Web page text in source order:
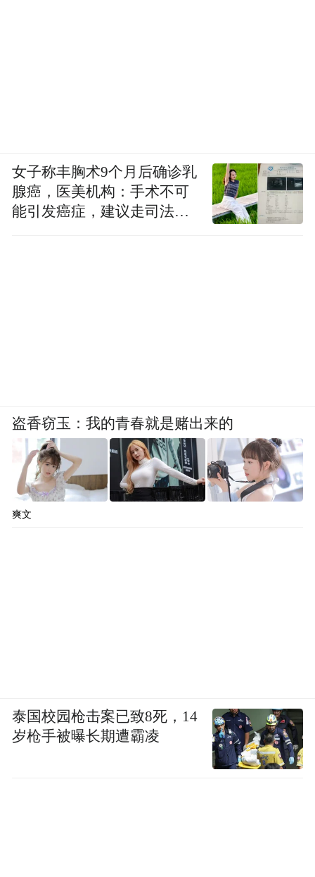
女子称丰胸术9个月后确诊乳
腺癌，医美机构：手术不可
能引发癌症，建议走司法途
盗香窃玉：我的青春就是赌出来的
爽文
泰国校园枪击案已致8死，14
岁枪手被曝长期遭霸凌